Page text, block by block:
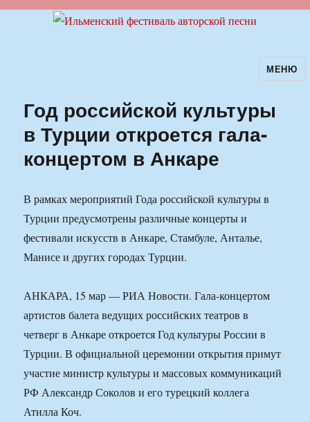
Ильменский фестиваль авторскойМЕНЮ
Год российской культуры
в Турции откроется гала-
концертом в Анкаре
В рамках мероприятий Года российской культуры в
Турции предусмотрены различные концерты и
фестивали искусств в Анкаре, Стамбуле, Анталье,
Манисе и других городах Турции.
АНКАРА, 15 мар — РИА Новости. Гала-концертом
артистов балета ведущих российских театров в
четверг в Анкаре откроется Год культуры России в
Турции. В официальной церемонии открытия примут
участие министр культуры и массовых коммуникаций
РФ Александр Соколов и его турецкий коллега
Атилла Коч.